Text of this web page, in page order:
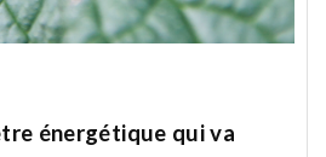
énergétique qui va